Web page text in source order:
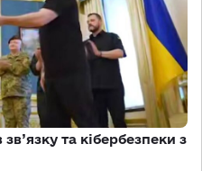
та кібербезпеки з